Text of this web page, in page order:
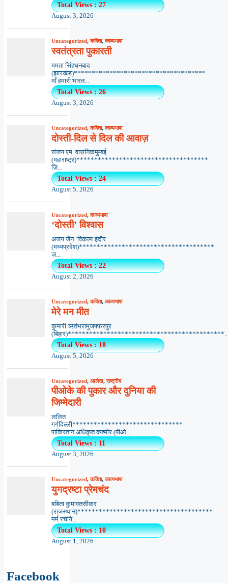
Total Views : 27
August 3, 2026
Uncategorized,कविता,काव्यभाषा
स्वतंत्रता पुकारती
ममता सिंहधनबाद
(झारखंड)*************************************
माँ हमारी भारत...
Total Views : 26
August 3, 2026
Uncategorized,कविता,काव्यभाषा
दोस्ती-दिल से दिल की आवाज़
संजय एम. वासनिकमुम्बई
(महाराष्ट्र)*************************************
ज़ि...
Total Views : 24
August 5, 2026
Uncategorized,काव्यभाषा
‘दोस्ती’ विश्वास
अजय जैन ‘विकल्प’इंदौर
(मध्यप्रदेश)**************************************
ज़...
Total Views : 22
August 2, 2026
Uncategorized,कविता,काव्यभाषा
मेरे मन मीत
कुमारी ऋतंभरामुजफ्फरपुर
Total Views : 18
August 5, 2026
Uncategorized, आलेख,राष्ट्रीय
पीओके की पुकार और दुनिया की
जिम्मेदारी
ललित
गर्गदिल्ली*******************************
पाकिस्तान अधिकृत कश्मीर (पीओ...
Total Views : 11
August 3, 2026
Uncategorized,कविता,काव्यभाषा
युगद्रष्टा प्रेमचंद
बबिता कुमावतसीकर
(राजस्थान)**************************************
मर्म रचयि...
Total Views : 10
August 1, 2026
Facebook